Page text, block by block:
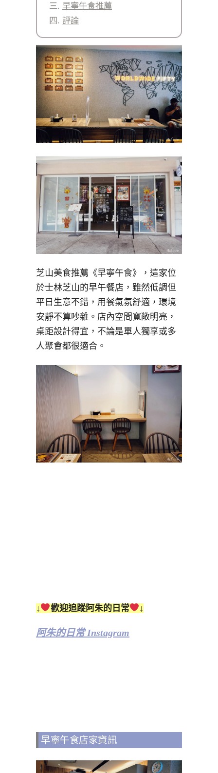
早寧午食推薦
評論
芝山美食推薦《早寧午食》，這家位
於士林芝山的早午餐店，雖然低調但
平日生意不錯，用餐氣氛舒適，環境
安靜不算吵雜。店內空間寬敞明亮，
桌距設計得宜，不論是單人獨享或多
人聚會都很適合。
↓ 歡迎追蹤阿朱的日常 ↓
阿朱的日常 Instagram
早寧午食店家資訊